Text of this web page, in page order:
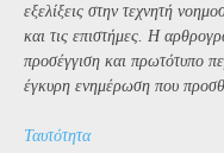
εξελίξεις στην τεχνητή
και τις επιστήμες. Η
προσέγγιση και πρωτότυπο
έγκυρη ενημέρωση που
Ταυτότητα